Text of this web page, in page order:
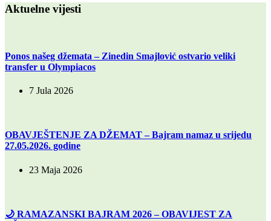
Aktuelne vijesti
Ponos našeg džemata – Zinedin Smajlović ostvario veliki
transfer u Olympiacos
7 Jula 2026
OBAVJEŠTENJE ZA DŽEMAT – Bajram namaz u srijedu
27.05.2026. godine
23 Maja 2026
🌙 RAMAZANSKI BAJRAM 2026 – OBAVIJEST ZA